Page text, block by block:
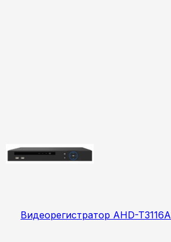
Видеорегистратор AHD-T3116A